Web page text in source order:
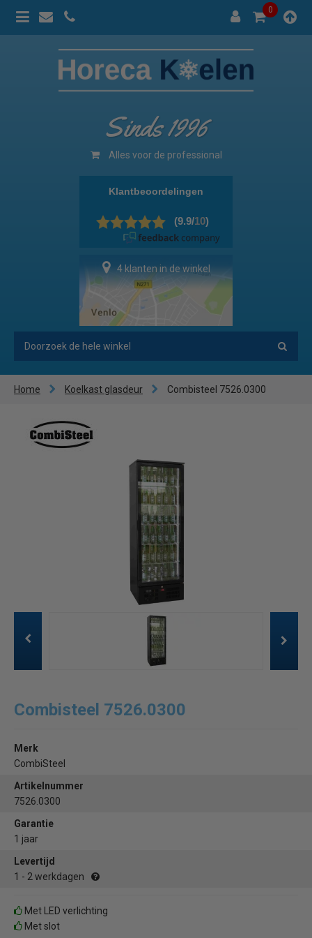
0
Sinds 1996
Alles voor de professional
4 klanten in de winkel
Home Koelkast glasdeur Combisteel 7526.0300
Combisteel 7526.0300
Merk
CombiSteel
Artikelnummer
7526.0300
Garantie
1 jaar
Levertijd
1 - 2 werkdagen
Met LED verlichting
Met slot